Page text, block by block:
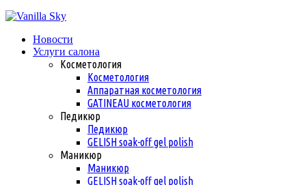
Новости
Услуги салона
Косметология
Косметология
Аппаратная косметология
GATINEAU косметология
Педикюр
Педикюр
GELISH soak-off gel polish
Маникюр
Маникюр
GELISH soak-off gel polish